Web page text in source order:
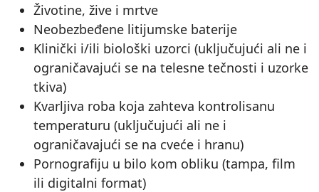
Životine, žive i mrtve
Neobezbeđene litijumske baterije
Klinički i/ili biološki uzorci (uključujući ali ne i
ograničavajući se na telesne tečnosti i uzorke
tkiva)
Kvarljiva roba koja zahteva kontrolisanu
temperaturu (uključujući ali ne i
ograničavajući se na cveće i hranu)
Pornografiju u bilo kom obliku (tampa, film
ili digitalni format)